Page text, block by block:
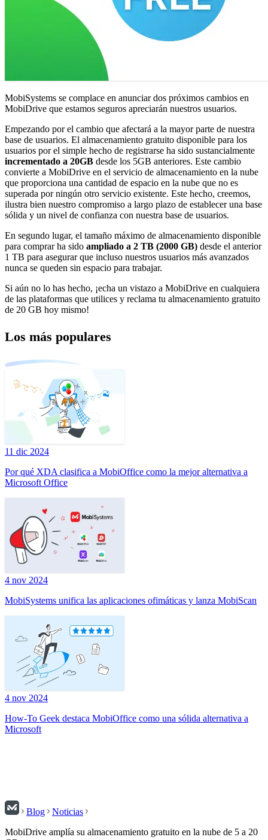
MobiSystems se complace en anunciar dos próximos cambios en
MobiDrive que estamos seguros apreciarán nuestros usuarios.
Empezando por el cambio que afectará a la mayor parte de nuestra
base de usuarios. El almacenamiento gratuito disponible para los
usuarios por el simple hecho de registrarse ha sido sustancialmente
incrementado a 20GB desde los 5GB anteriores. Este cambio
convierte a MobiDrive en el servicio de almacenamiento en la nube
que proporciona una cantidad de espacio en la nube que no es
superada por ningún otro servicio existente. Este hecho, creemos,
ilustra bien nuestro compromiso a largo plazo de establecer una base
sólida y un nivel de confianza con nuestra base de usuarios.
En segundo lugar, el tamaño máximo de almacenamiento disponible
para comprar ha sido ampliado a 2 TB (2000 GB) desde el anterior
1 TB para asegurar que incluso nuestros usuarios más avanzados
nunca se queden sin espacio para trabajar.
Si aún no lo has hecho, ¡echa un vistazo a MobiDrive en cualquiera
de las plataformas que utilices y reclama tu almacenamiento gratuito
de 20 GB hoy mismo!
Los más populares
11 dic 2024
Por qué XDA clasifica a MobiOffice como la mejor alternativa a
Microsoft Office
4 nov 2024
MobiSystems unifica las aplicaciones ofimáticas y lanza MobiScan
4 nov 2024
How-To Geek destaca MobiOffice como una sólida alternativa a
Microsoft
Blog
Noticias
MobiDrive amplía su almacenamiento gratuito en la nube de 5 a 20